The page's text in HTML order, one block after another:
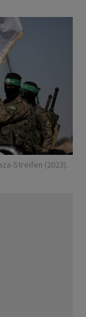
Streifen (2023).